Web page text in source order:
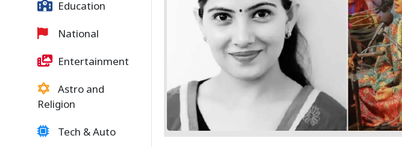
Education
National
Entertainment
Astro and
Religion
Tech & Auto